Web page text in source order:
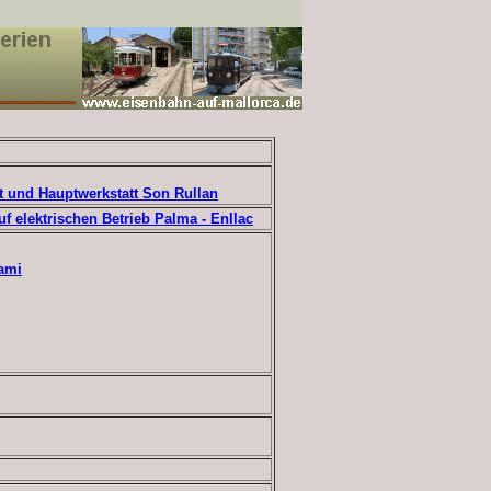
und Hauptwerkstatt Son Rullan
elektrischen Betrieb Palma - Enllac